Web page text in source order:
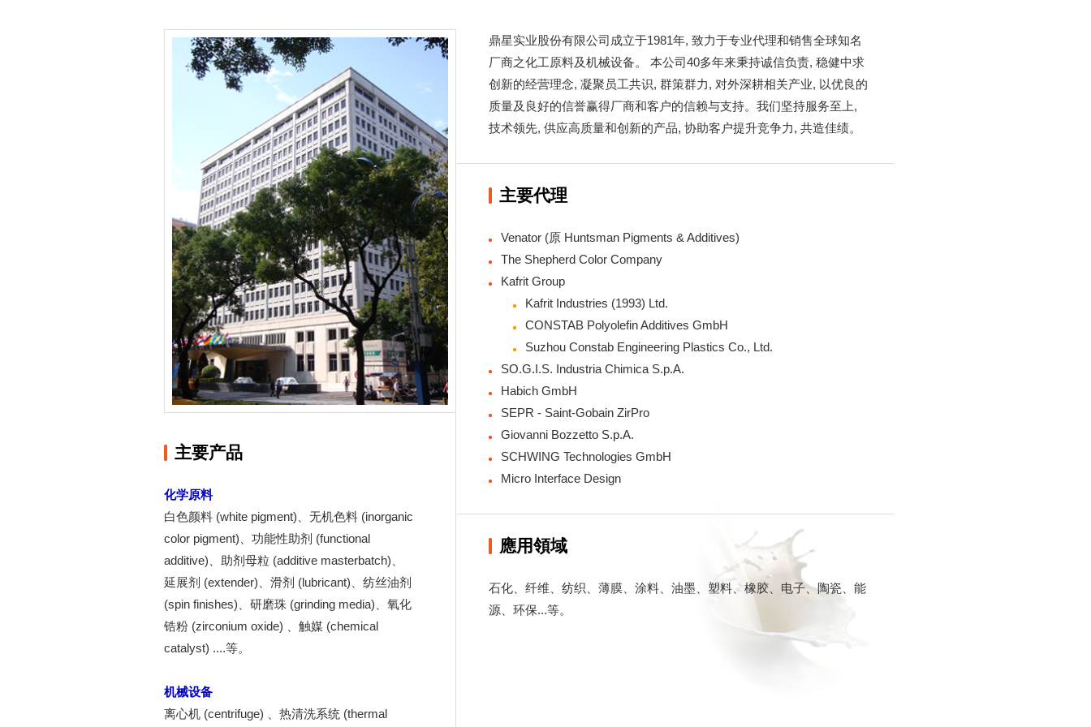
主要产品
化学原料
白色颜料 (white pigment)、无机色料 (inorganic
color pigment)、功能性助剂 (functional
additive)、助剂母粒 (additive masterbatch)、
延展剂 (extender)、滑剂 (lubricant)、纺丝油剂
(spin finishes)、研磨珠 (grinding media)、氧化
锆粉 (zirconium oxide) 、触媒 (chemical
catalyst) ....等。
机械设备
离心机 (centrifuge) 、热清洗系统 (thermal
鼎星实业股份有限公司成立于1981年, 致力于专业代理和销售全球知名
厂商之化工原料及机械设备。 本公司40多年来秉持诚信负责, 稳健中求
创新的经营理念, 凝聚员工共识, 群策群力, 对外深耕相关产业, 以优良的
质量及良好的信誉赢得厂商和客户的信赖与支持。我们坚持服务至上,
技术领先, 供应高质量和创新的产品, 协助客户提升竞争力, 共造佳绩。
主要代理
Venator (原 Huntsman Pigments & Additives)
The Shepherd Color Company
Kafrit Group
Kafrit Industries (1993) Ltd.
CONSTAB Polyolefin Additives GmbH
Suzhou Constab Engineering Plastics Co., Ltd.
SO.G.I.S. Industria Chimica S.p.A.
Habich GmbH
SEPR - Saint-Gobain ZirPro
Giovanni Bozzetto S.p.A.
SCHWING Technologies GmbH
Micro Interface Design
應用領域
石化、纤维、纺织、薄膜、涂料、油墨、塑料、橡胶、电子、陶瓷、能
源、环保...等。